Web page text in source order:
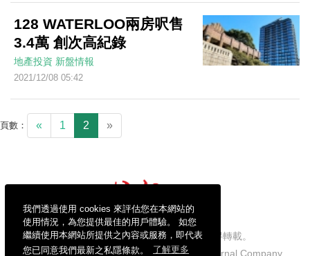
我們透過使用 cookies 來評估您在本網站的
使用情況，為您提供最佳的用戶體驗。 如您
繼續使用本網站所提供之內容或服務，即代表
您已同意我們最新之私隱條款。
了解更多
128 WATERLOO兩房呎售
3.4萬 創次高紀錄
地產投資 新盤情報
2021/12/08 05:42
頁數： « 1 2 »
信報財經新聞有限公司版權所有，不得轉載。
Copyright © 2026 Hong Kong Economic Journal Company